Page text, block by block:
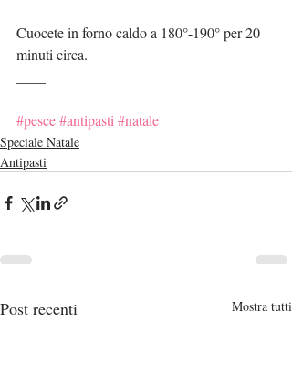
Cuocete in forno caldo a 180°-190° per 20
minuti circa.
#pesce#antipasti#natale
Speciale Natale
Antipasti
Post recenti Mostra tutti